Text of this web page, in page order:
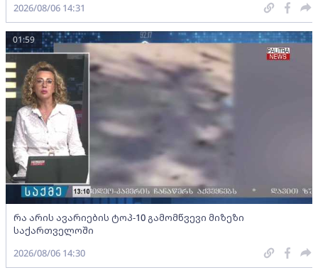
2026/08/06 14:31
რა არის ავარიების ტოპ-10 გამომწვევი მიზეზი
საქართველოში
01:59
2026/08/06 14:30